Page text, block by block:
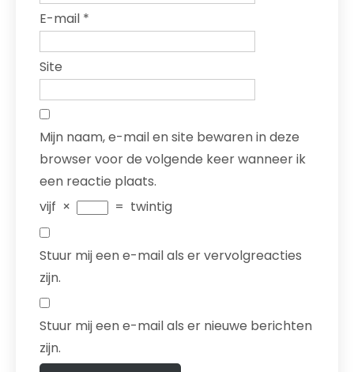
E-mail *
Site
Mijn naam, e-mail en site bewaren in deze
browser voor de volgende keer wanneer ik
een reactie plaats.
vijf × = twintig
Stuur mij een e-mail als er vervolgreacties
zijn.
Stuur mij een e-mail als er nieuwe berichten
zijn.